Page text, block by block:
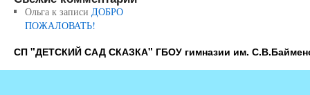
Ольгак записи ДОБРО
ПОЖАЛОВАТЬ!
СП "ДЕТСКИЙ САД СКАЗКА" ГБОУ гимназии им.